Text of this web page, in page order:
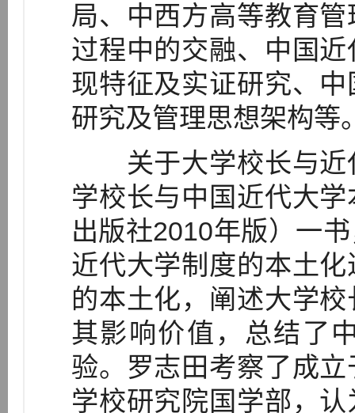
局、中西方高等教育
过程中的交融、中国
现特征及实证研究、
研究及管理思想架构等
关于大学校长与近
学校长与中国近代大
出版社2010年版）一
近代大学制度的本土
的本土化，阐述大学
其影响价值，总结了
验。罗志田考察了成
学校研究院国学部，